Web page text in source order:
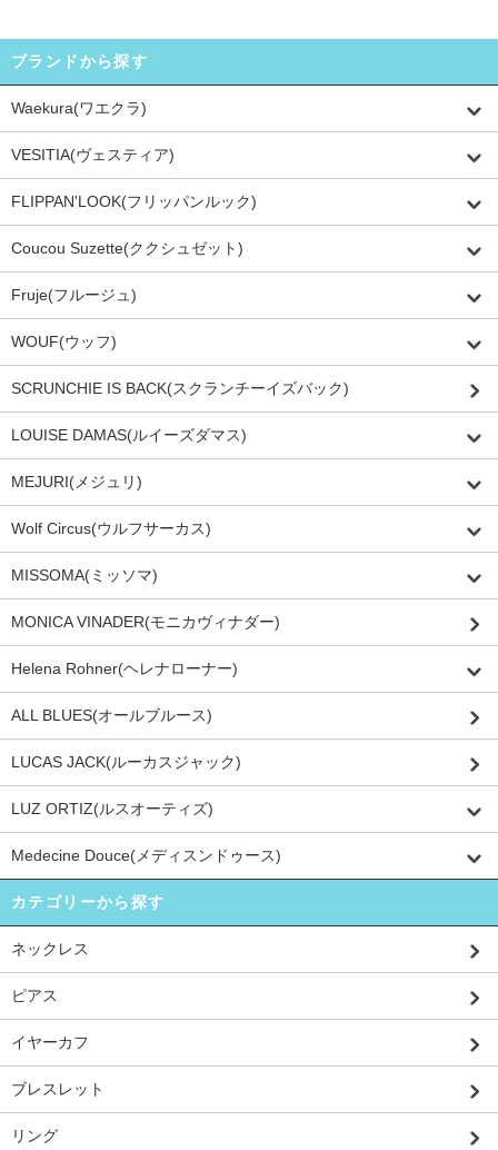
ブランドから探す
Waekura(ワエクラ)
VESITIA(ヴェスティア)
FLIPPAN'LOOK(フリッパンルック)
Coucou Suzette(ククシュゼット)
Fruje(フルージュ)
WOUF(ウッフ)
SCRUNCHIE IS BACK(スクランチーイズバック)
LOUISE DAMAS(ルイーズダマス)
MEJURI(メジュリ)
Wolf Circus(ウルフサーカス)
MISSOMA(ミッソマ)
MONICA VINADER(モニカヴィナダー)
Helena Rohner(ヘレナローナー)
ALL BLUES(オールブルース)
LUCAS JACK(ルーカスジャック)
LUZ ORTIZ(ルスオーティズ)
Medecine Douce(メディスンドゥース)
カテゴリーから探す
ネックレス
ピアス
イヤーカフ
ブレスレット
リング